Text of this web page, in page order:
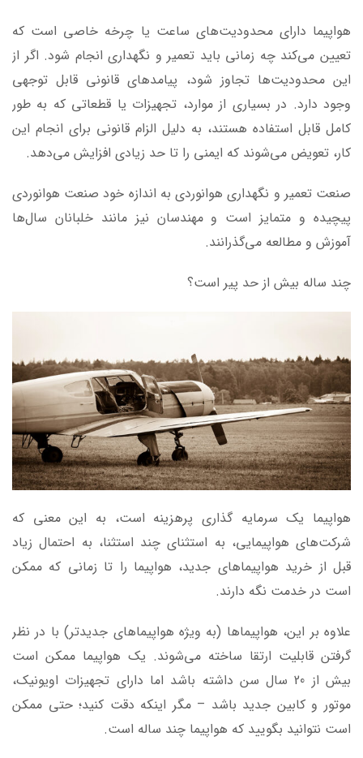
هواپیما دارای محدودیت‌های ساعت یا چرخه خاصی است که
تعیین می‌کند چه زمانی باید تعمیر و نگهداری انجام شود. اگر از
این محدودیت‌ها تجاوز شود، پیامدهای قانونی قابل توجهی
وجود دارد. در بسیاری از موارد، تجهیزات یا قطعاتی که به طور
کامل قابل استفاده هستند، به دلیل الزام قانونی برای انجام این
کار، تعویض می‌شوند که ایمنی را تا حد زیادی افزایش می‌دهد.
صنعت تعمیر و نگهداری هوانوردی به اندازه خود صنعت هوانوردی
پیچیده و متمایز است و مهندسان نیز مانند خلبانان سال‌ها
آموزش و مطالعه می‌گذرانند.
چند ساله بیش از حد پیر است؟
هواپیما یک سرمایه گذاری پرهزینه است، به این معنی که
شرکت‌های هواپیمایی، به استثنای چند استثنا، به احتمال زیاد
قبل از خرید هواپیماهای جدید، هواپیما را تا زمانی که ممکن
است در خدمت نگه دارند.
علاوه بر این، هواپیماها (به ویژه هواپیماهای جدیدتر) با در نظر
گرفتن قابلیت ارتقا ساخته می‌شوند. یک هواپیما ممکن است
بیش از 20 سال سن داشته باشد اما دارای تجهیزات اویونیک،
موتور و کابین جدید باشد – مگر اینکه دقت کنید؛ حتی ممکن
است نتوانید بگویید که هواپیما چند ساله است.